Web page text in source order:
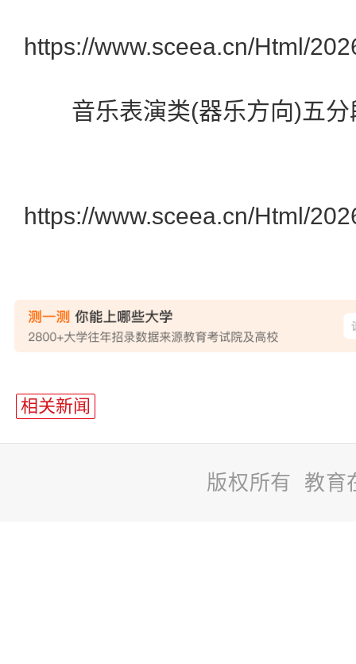
https://www.sceea.cn/Html/
音乐表演类(器乐方向)五分
https://www.sceea.cn/Html/
相关新闻
版权所有 教育